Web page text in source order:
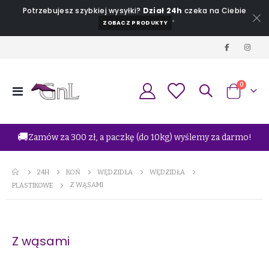
Potrzebujesz szybkiej wysyłki? Dział 24h czeka na Ciebie
ZOBACZ PRODUKTY *
Przełącznik
Koszyk
0
🚚Zamów za 300 zł, a paczkę (do 10kg) wyślemy za darmo!
24H KOŃ WĘDZIDŁA
WĘDZIDŁA
PLASTIKOWE
Z WĄSAMI
Z wąsami